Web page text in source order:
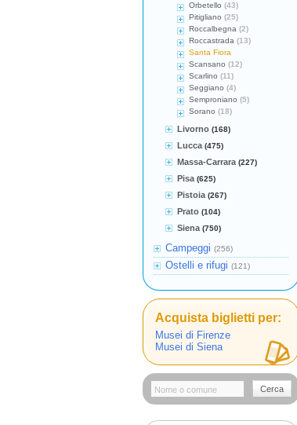
Orbetello (43)
Pitigliano (25)
Roccalbegna (2)
Roccastrada (13)
Santa Fiora
Scansano (12)
Scarlino (11)
Seggiano (4)
Semproniano (5)
Sorano (18)
Livorno (168)
Lucca (475)
Massa-Carrara (227)
Pisa (625)
Pistoia (267)
Prato (104)
Siena (750)
Campeggi (256)
Ostelli e rifugi (121)
Acquista biglietti per:
Musei di Firenze
Musei di Siena
Cerca